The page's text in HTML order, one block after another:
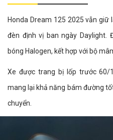
Honda Dream 125 2025 vẫn giữ
đèn định vị ban ngày Daylight.
bóng Halogen, kết hợp với bộ
Xe được trang bị lốp trước 60/
mang lại khả năng bám đường
chuyển.